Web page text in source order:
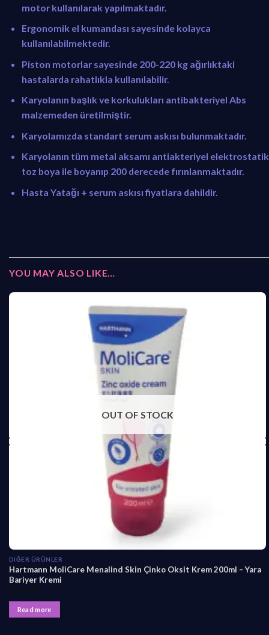
motor kullanılarak yapılmaktadır.
Ergonomik el kumandası sayesinde kolayca
kullanılabilmektedir.
Piston motorlar sayesinde 200-220 kg ağırlıktaki
hastalarda rahatlıkla kullanılabilir.
Karyolanın başlık ve korkulukları antibakteriyel Abs
malzemeden üretilmiştir.
Karyolamızda standart serum askısı bulunmaktadır.
Karyolanın tüm metal aksamı antiakteriyel elektrostatik
toz boya ile boyanıp 200 derecede fırınlanmaktadır.
Hasta Yatağı + serum askısı fiyatlara dahildir.
YOU MAY ALSO LIKE…
OUT OF STOCK
DIĞER ÜRÜNLER
Hartmann MoliCare Menalind Skin Çinko Oksit Krem 200ml – Yara
Bariyer Kremi
Read more